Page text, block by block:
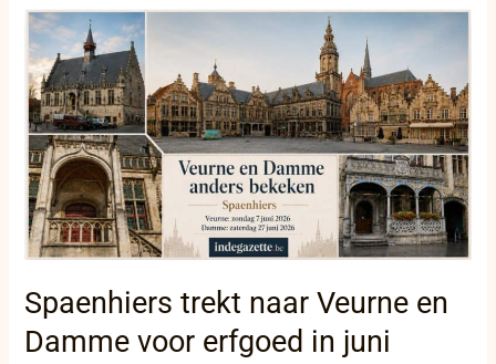
Spaenhiers trekt naar Veurne en
Damme voor erfgoed in juni
Spaenhiers
trekt
naar
Veurne
en
Damme
voor
erfgoed
in
juni